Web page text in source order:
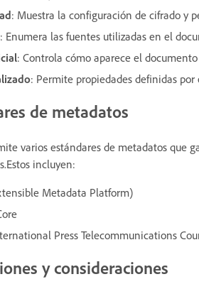
: Muestra la configuración de cifrado y
: Enumera las fuentes utilizadas en el
: Controla cómo aparece el
: Permite propiedades definidas
de metadatos
varios estándares de metadatos que
incluyen:
Metadata Platform)
Press Telecommunications
y consideraciones